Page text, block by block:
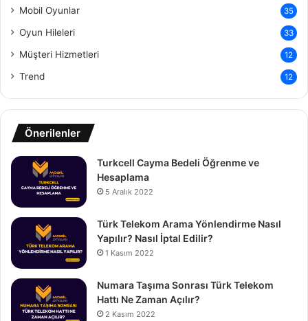
Mobil Oyunlar 35
Oyun Hileleri 33
Müşteri Hizmetleri 12
Trend 12
Önerilenler
Turkcell Cayma Bedeli Öğrenme ve
Hesaplama
5 Aralık 2022
Türk Telekom Arama Yönlendirme Nasıl
Yapılır? Nasıl İptal Edilir?
1 Kasım 2022
Numara Taşıma Sonrası Türk Telekom
Hattı Ne Zaman Açılır?
2 Kasım 2022